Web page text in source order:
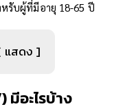
รับผู้ที่มีอายุ 18-65 ปี
แสดง
)มีอะไรบ้าง